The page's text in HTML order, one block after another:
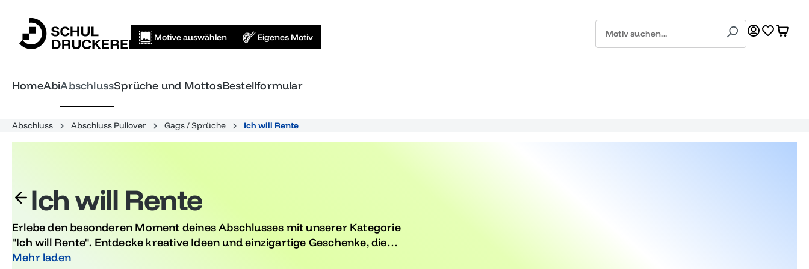
Motive auswählen Eigenes Motiv
HomeAbiAbschlussSprüche und MottosBestellformular
Abschluss Abschluss Pullover Gags / Sprüche Ich will Rente
Ich will Rente
Erlebe den besonderen Moment deines Abschlusses mit unserer Kategorie
"Ich will Rente". Entdecke kreative Ideen und einzigartige Geschenke, die
unvergessliche Erinnerungen schaffen. Egal ob Abitur oder ein anderer
Mehr laden